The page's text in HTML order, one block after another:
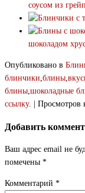
соусом из
шоколадом
Опубликовано в
блинчики,блины,
блины,шоколадные
ссылку. | Просмотров
Добавить
Ваш адрес email не
помечены *
Комментарий *